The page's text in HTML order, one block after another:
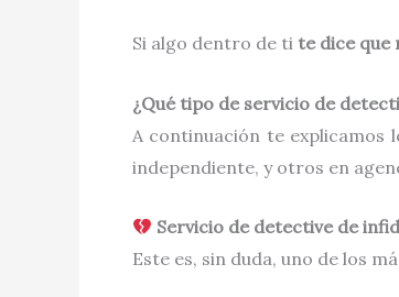
Si algo dentro de ti te dice que
¿Qué tipo de servicio de
A continuación te explicamos
independiente, y otros en
Servicio de detective de
Este es, sin duda, uno de los